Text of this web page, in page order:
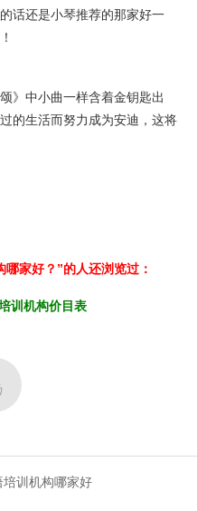
话还是小琴推荐的那家好一
》中小曲一样含着金钥匙出
的生活而努力成为安迪，这将
家好？”的人还浏览过：
训机构价目表
培训机构哪家好